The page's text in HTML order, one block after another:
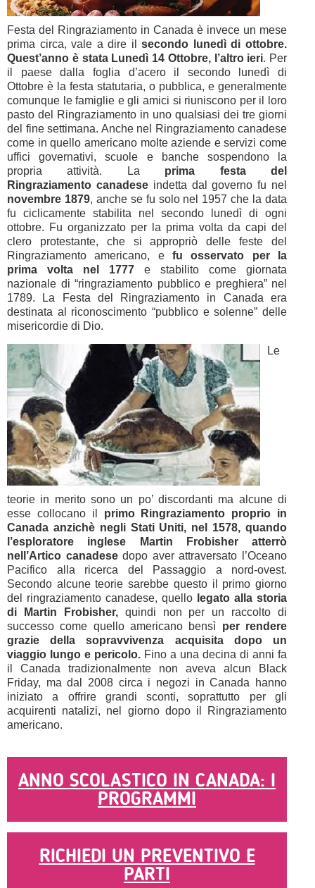
Festa del Ringraziamento in Canada è invece un mese
prima circa, vale a dire ilsecondo lunedì di ottobre.
Quest’anno è stata Lunedì 14 Ottobre, l’altro ieri. Per
il paese dalla foglia d’acero il secondo lunedì di
Ottobre è la festa statutaria, o pubblica, e generalmente
comunque le famiglie e gli amici si riuniscono per il loro
pasto del Ringraziamento in uno qualsiasi dei tre giorni
del fine settimana. Anche nel Ringraziamento canadese
come in quello americano molte aziende e servizi come
uffici governativi, scuole e banche sospendono la
propria attività. La prima festa del
Ringraziamento canadeseindetta dal governo fu nel
novembre 1879, anche se fu solo nel 1957 che la data
fu ciclicamente stabilita nel secondo lunedì di ogni
ottobre. Fu organizzato per la prima volta da capi del
clero protestante, che si appropriò delle feste del
Ringraziamento americano, e fu osservato per la
prima volta nel 1777 e stabilito come giornata
nazionale di “ringraziamento pubblico e preghiera” nel
1789. La Festa del Ringraziamento in Canada era
destinata al riconoscimento “pubblico e solenne” delle
misericordie di Dio.
Le
teorie in merito sono un po’ discordanti ma alcune di
esse collocano il primo Ringraziamento proprio in
Canada anzichè negli Stati Uniti, nel 1578, quando
l’esploratore inglese Martin Frobisher atterrò
nell’Artico canadesedopo aver attraversato l’Oceano
Pacifico alla ricerca del Passaggio a nord-ovest.
Secondo alcune teorie sarebbe questo il primo giorno
del ringraziamento canadese, quello legato alla storia
di Martin Frobisher,quindi non per un raccolto di
successo come quello americano bensì per rendere
grazie della sopravvivenza acquisita dopo un
viaggio lungo e pericolo. Fino a una decina di anni fa
il Canada tradizionalmente non aveva alcun Black
Friday, ma dal 2008 circa i negozi in Canada hanno
iniziato a offrire grandi sconti, soprattutto per gli
acquirenti natalizi, nel giorno dopo il Ringraziamento
americano.
ANNO SCOLASTICO IN CANADA: I
PROGRAMMI
RICHIEDI UN PREVENTIVO E
PARTI